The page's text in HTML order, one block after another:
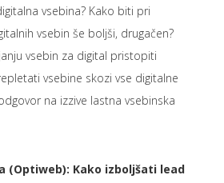
vsebina? Kako biti pri
vsebin še boljši, drugačen?
vsebin za digital pristopiti
vsebine skozi vse digitalne
na izzive lastna vsebinska
(Optiweb): Kako izboljšati lead